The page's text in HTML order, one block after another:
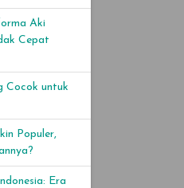
Aki
Cepat
Cocok untuk
Populer,
Era